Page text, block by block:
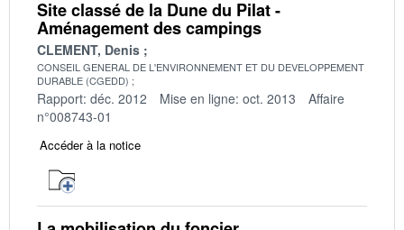
Site classé de la Dune du Pilat -
Aménagement des campings
CLEMENT, Denis
CONSEIL GENERAL DE L'ENVIRONNEMENT ET DU DEVELOPPEMENT
DURABLE (CGEDD)
Rapport: déc. 2012 Mise en ligne: oct. 2013
Affaire
n°008743-01
Accéder à la notice